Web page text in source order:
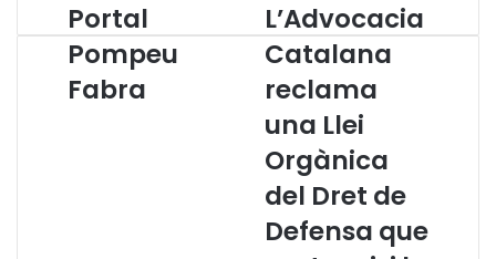
P
o
t
Portal
Pompeu
Fabra
L
’
A
d
o
c
a
c
i
a
L’Advocacia
Catalana
reclama
una Llei
Orgànica
del Dret de
Defensa que